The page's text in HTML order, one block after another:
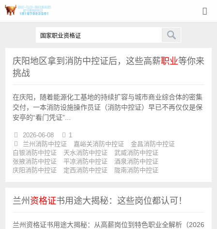
兰州刻
章
庆阳地区拿到消防中控证后，这些高薪职业等你来
挑战
在庆阳，随着能源化工基地的持续扩容与城市商业综合体的密集
交付，一本消防设施操作员证（消防中控证）早已不再仅仅是保
安亭的“看门凭证”...
2026-06-08
1
兰州消防中控证
嘉峪关消防中控证
金昌消防中控证
白银消防中控证
天水消防中控证
武威消防中控证
张掖消防中控证
平凉消防中控证
酒泉消防中控证
庆阳消防中控证
定西消防中控证 陇南消防中控证
兰州 资格证书用途大揭秘：这些岗位都认可！
兰州资格证书用途大揭秘：从高薪岗位到特色职业全解析（2026